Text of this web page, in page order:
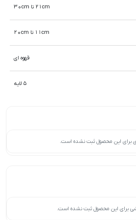
21cm تا 30cm
11cm تا 20cm
قهوه ای
5 لایه
برای این محصول ثبت نشده است.
برای این محصول ثبت نشده است.